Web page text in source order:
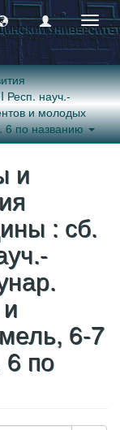
Респ. науч.-
и молодых
6 по названию
и
: сб.
6-7
6 по